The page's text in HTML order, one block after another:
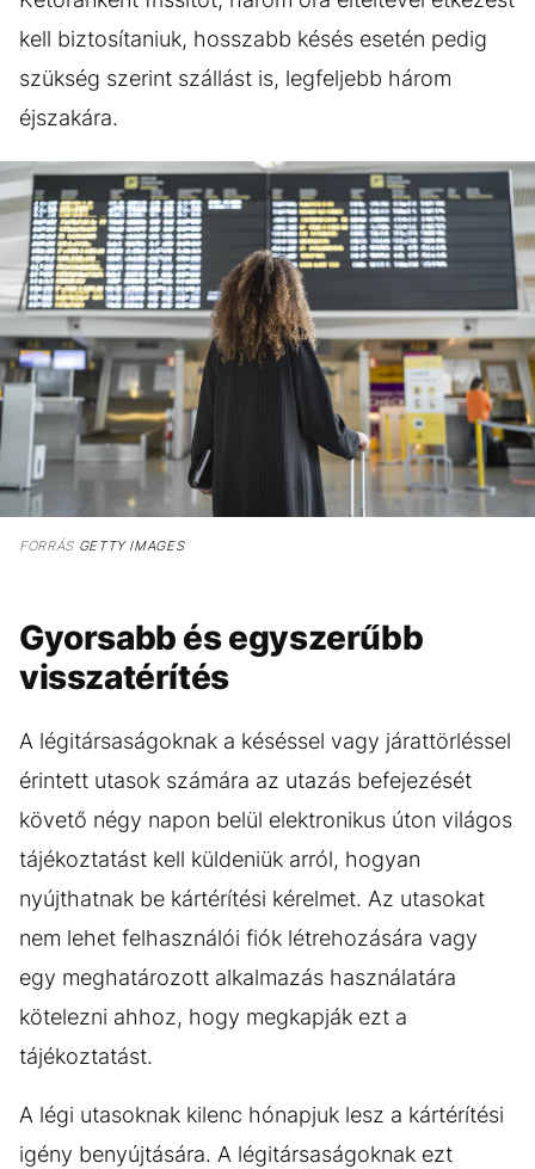
kell biztosítaniuk, hosszabb késés esetén pedig
szükség szerint szállást is, legfeljebb három
éjszakára.
FORRÁSGETTY IMAGES
Gyorsabb és egyszerűbb
visszatérítés
A légitársaságoknak a késéssel vagy járattörléssel
érintett utasok számára az utazás befejezését
követő négy napon belül elektronikus úton világos
tájékoztatást kell küldeniük arról, hogyan
nyújthatnak be kártérítési kérelmet. Az utasokat
nem lehet felhasználói fiók létrehozására vagy
egy meghatározott alkalmazás használatára
kötelezni ahhoz, hogy megkapják ezt a
tájékoztatást.
A légi utasoknak kilenc hónapjuk lesz a kártérítési
igény benyújtására. A légitársaságoknak ezt